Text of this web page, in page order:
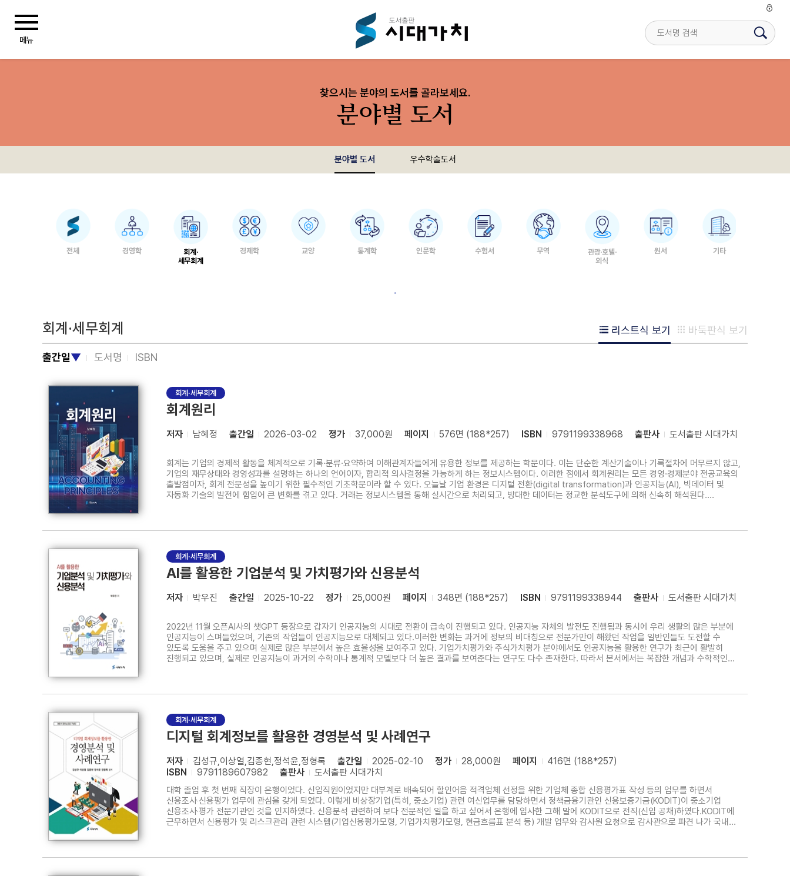
찾으시는 분야의 도서를 골라보세요.
분야별 도서
분야별 도서 우수학술도서
전체 경영학
회계·
세무회계
경제학 교양 통계학 인문학 수험서 무역
관광·호텔·
외식
원서 기타
회계·세무회계 리스트식 보기 바둑판식 보기
출간일▼ 도서명 ISBN
회계·세무회계
회계원리
저자 남혜정 출간일 2026-03-02 정가 37,000원 페이지 576면 (188*257) ISBN 9791199338968 출판사 도서출판 시대가치
회계는 기업의 경제적 활동을 체계적으로 기록·분류·요약하여 이해관계자들에게 유용한 정보를 제공하는 학문이다. 이는 단순한 계산기술이나 기록절차에 머무르지 않고,
기업의 재무상태와 경영성과를 설명하는 하나의 언어이자, 합리적 의사결정을 가능하게 하는 정보시스템이다. 이러한 점에서 회계원리는 모든 경영·경제분야 전공교육의
출발점이자, 회계 전문성을 높이기 위한 필수적인 기초학문이라 할 수 있다. 오늘날 기업 환경은 디지털 전환(digital transformation)과 인공지능(AI), 빅데이터 및
자동화 기술의 발전에 힘입어 큰 변화를 겪고 있다. 거래는 정보시스템을 통해 실시간으로 처리되고, 방대한 데이터는 정교한 분석도구에 의해 신속히 해석된다.
회계·세무회계
AI를 활용한 기업분석 및 가치평가와 신용분석
저자 박우진 출간일 2025-10-22 정가 25,000원 페이지 348면 (188*257) ISBN 9791199338944 출판사 도서출판 시대가치
2022년 11월 오픈AI사의 챗GPT 등장으로 갑자기 인공지능의 시대로 전환이 급속이 진행되고 있다. 인공지능 자체의 발전도 진행됨과 동시에 우리 생활의 많은 부분에
인공지능이 스며들었으며, 기존의 작업들이 인공지능으로 대체되고 있다.이러한 변화는 과거에 정보의 비대칭으로 전문가만이 해왔던 작업을 일반인들도 도전할 수
있도록 도움을 주고 있으며 실제로 많은 부분에서 높은 효율성을 보여주고 있다. 기업가치평가와 주식가치평가 분야에서도 인공지능을 활용한 연구가 최근에 활발히
진행되고 있으며, 실제로 인공지능이 과거의 수학이나 통계적 모델보다 더 높은 결과를 보여준다는 연구도 다수 존재한다. 따라서 본서에서는 복잡한 개념과 수학적인
회계·세무회계
디지털 회계정보를 활용한 경영분석 및 사례연구
저자 김성규,이상열,김종현,정석윤,정형록 출간일 2025-02-10 정가 28,000원 페이지
416면 (188*257)
ISBN
9791189607982 출판사 도서출판 시대가치
대학 졸업 후 첫 번째 직장이 은행이었다. 신입직원이었지만 대부계로 배속되어 할인어음 적격업체 선정을 위한 기업체 종합 신용평가표 작성 등의 업무를 하면서
신용조사‧신용평가 업무에 관심을 갖게 되었다. 이렇게 비상장기업(특히, 중소기업) 관련 여신업무를 담당하면서 정책금융기관인 신용보증기금(KODIT)이 중소기업
신용조사‧평가 전문기관인 것을 인지하였다. 신용분석 관련하여 보다 전문적인 일을 하고 싶어서 은행에 입사한 그해 말에 KODIT으로 전직(신입 공채)하였다.KODIT에
근무하면서 신용평가 및 리스크관리 관련 시스템(기업신용평가모형, 기업가치평가모형, 현금흐름표 분석 등) 개발 업무와 감사원 요청으로 감사관으로 파견 나가 국내